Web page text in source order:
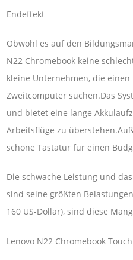
Endeffekt
Obwohl es auf den
N22 Chromebook keine
kleine Unternehmen, die
Zweitcomputer suchen.Das
und bietet eine lange
Arbeitsflüge zu
schöne Tastatur für einen
Die schwache Leistung und
sind seine größten
160 US-Dollar), sind diese
Lenovo N22 Chromebook